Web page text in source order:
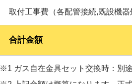
取付工事費（各配管接続,既設機器
合計金額
※1 ガス自在金具セット交換時：別